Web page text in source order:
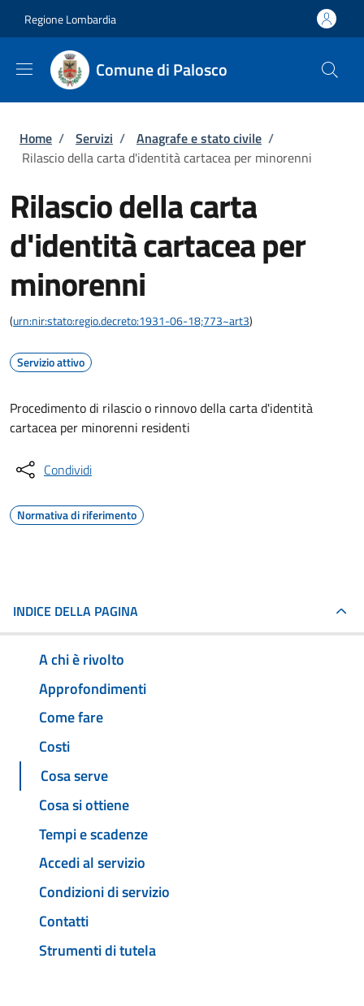
Regione Lombardia
Comune di Palosco
Briciole di pane
Home / Servizi / Anagrafe e stato civile /
Rilascio della carta d'identità cartacea per minorenni
Rilascio della carta
d'identità cartacea per
minorenni
(urn:nir:stato:regio.decreto:1931-06-18;773~art3)
Servizio attivo
Procedimento di rilascio o rinnovo della carta d'identità
cartacea per minorenni residenti
Condividi
Normativa di riferimento
INDICE DELLA PAGINA
A chi è rivolto
Approfondimenti
Come fare
Costi
Cosa serve
Cosa si ottiene
Tempi e scadenze
Accedi al servizio
Condizioni di servizio
Contatti
Strumenti di tutela